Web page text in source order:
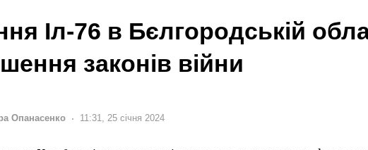
Іл-76 в Бєлгородській
законів війни
Опанасенко Дата:
11:31, 25 січня 2024